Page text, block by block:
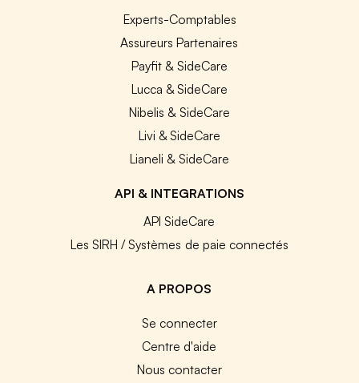
Experts-Comptables
Assureurs Partenaires
Payfit & SideCare
Lucca & SideCare
Nibelis & SideCare
Livi & SideCare
Lianeli & SideCare
API & INTEGRATIONS
API SideCare
Les SIRH / Systèmes de paie connectés
A PROPOS
Se connecter
Centre d'aide
Nous contacter